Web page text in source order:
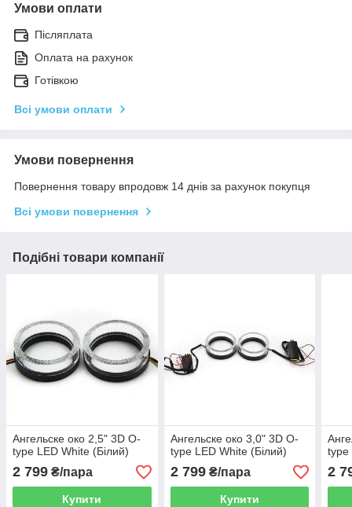
Умови оплати
Післяплата
Оплата на рахунок
Готівкою
Всі умови оплати
Умови повернення
Повернення товару впродовж 14 днів за рахунок покупця
Всі умови повернення
Подібні товари компанії
Ангельске око 2,5" 3D O-
type LED White (Білий)
2 799 ₴/пара
Купити
Ангельске око 3,0" 3D O-
type LED White (Білий)
2 799₴/пара
Купити
type
2